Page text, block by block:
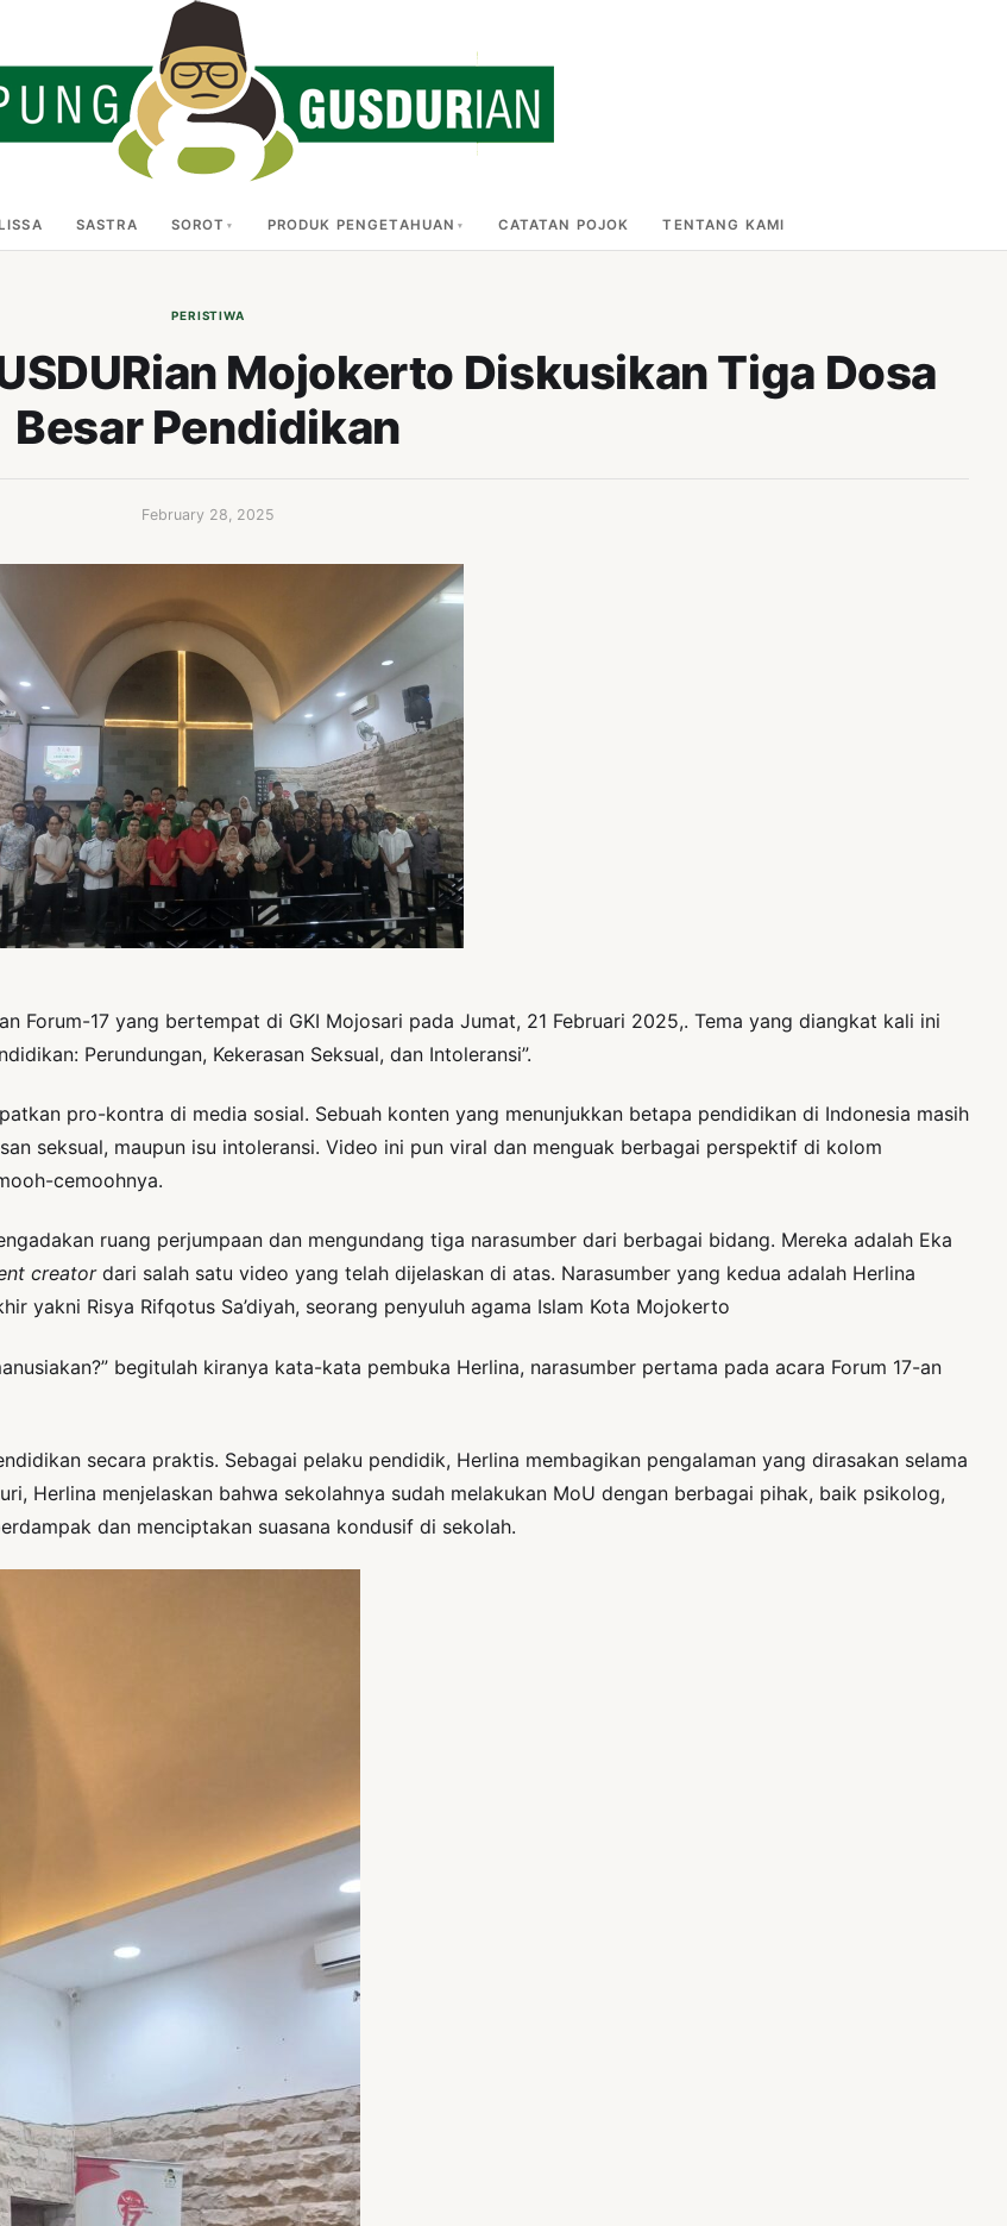
SASTRA SOROT PRODUK PENGETAHUAN CATATAN POJOK TENTANG KAMI
PERISTIWA
Mojokerto Diskusikan Tiga Dosa
Besar Pendidikan
February 28, 2025
Forum-17 yang bertempat di GKI Mojosari pada Jumat, 21 Februari 2025,. Tema yang diangkat kali ini
Perundungan, Kekerasan Seksual, dan Intoleransi”.
pro-kontra di media sosial. Sebuah konten yang menunjukkan betapa pendidikan di Indonesia masih
seksual, maupun isu intoleransi. Video ini pun viral dan menguak berbagai perspektif di kolom
cemoohnya.
ruang perjumpaan dan mengundang tiga narasumber dari berbagai bidang. Mereka adalah Eka
creatordari salah satu video yang telah dijelaskan di atas. Narasumber yang kedua adalah Herlina
yakni Risya Rifqotus Sa’diyah, seorang penyuluh agama Islam Kota Mojokerto
begitulah kiranya kata-kata pembuka Herlina, narasumber pertama pada acara Forum 17-an
secara praktis. Sebagai pelaku pendidik, Herlina membagikan pengalaman yang dirasakan selama
Herlina menjelaskan bahwa sekolahnya sudah melakukan MoU dengan berbagai pihak, baik psikolog,
dan menciptakan suasana kondusif di sekolah.